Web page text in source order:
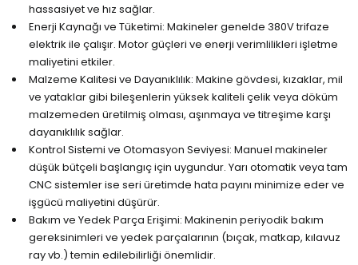
hassasiyet ve hız sağlar.
Enerji Kaynağı ve Tüketimi: Makineler genelde 380V trifaze
elektrik ile çalışır. Motor güçleri ve enerji verimlilikleri işletme
maliyetini etkiler.
Malzeme Kalitesi ve Dayanıklılık: Makine gövdesi, kızaklar, mil
ve yataklar gibi bileşenlerin yüksek kaliteli çelik veya döküm
malzemeden üretilmiş olması, aşınmaya ve titreşime karşı
dayanıklılık sağlar.
Kontrol Sistemi ve Otomasyon Seviyesi: Manuel makineler
düşük bütçeli başlangıç için uygundur. Yarı otomatik veya tam
CNC sistemler ise seri üretimde hata payını minimize eder ve
işgücü maliyetini düşürür.
Bakım ve Yedek Parça Erişimi: Makinenin periyodik bakım
gereksinimleri ve yedek parçalarının (bıçak, matkap, kılavuz
ray vb.) temin edilebilirliği önemlidir.